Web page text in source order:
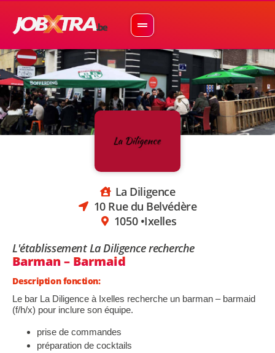
La Diligence
10 Rue du Belvédère
1050 •Ixelles
L'établissement La Diligence recherche
Barman – Barmaid
Description fonction:
Le bar La Diligence à Ixelles recherche un barman – barmaid
(f/h/x) pour inclure son équipe.
prise de commandes
préparation de cocktails